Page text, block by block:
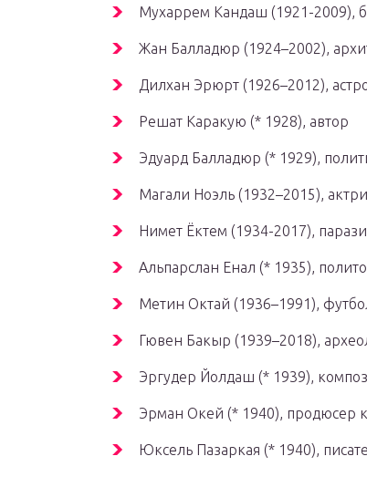
Мухаррем Кандаш (1921-2009),
Жан Балладюр (1924–2002),
Дилхан Эрюрт (1926–2012),
Решат Каракую (* 1928), автор
Эдуард Балладюр (* 1929),
Магали Ноэль (1932–2015),
Нимет Ёктем (1934-2017),
Альпарслан Енал (* 1935),
Метин Октай (1936–1991),
Гювен Бакыр (1939–2018),
Эргудер Йолдаш (* 1939),
Эрман Окей (* 1940), продюсер
Юксель Пазаркая (* 1940),